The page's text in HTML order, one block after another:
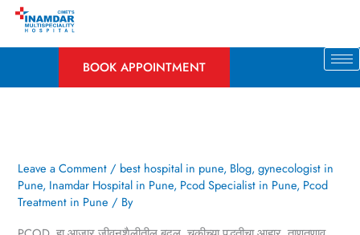
Skip
BOOK APPOINTMENT
Leave a Comment / best hospital in pune, Blog,gynecologist in
Pune, Inamdar Hospital in Pune, Pcod Specialist in Pune, Pcod
Treatment in Pune / By